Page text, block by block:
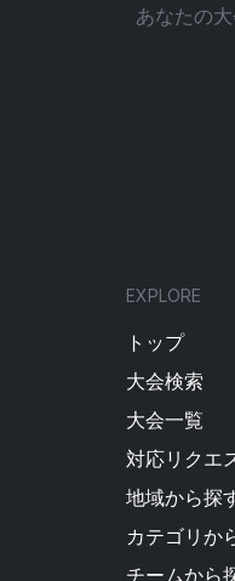
あなたの
EXPLORE
トップ
大会検索
大会一覧
対応リクエ
地域から探
カテゴリか
チームから